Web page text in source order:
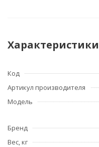
Характеристики
Код
Артикул производителя
Модель
Бренд
Вес, кг